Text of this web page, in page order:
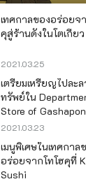
เทศกาลของอร่อยจ
คุสู่ร้านดังในโตเกียว
2021.03.25
เตรียมเหรียญไปละ
ทรัพย์ใน
Store of Gashapon
เครื่องกาชาปองเยอ
โลก อิเคะบุคุโระ
2021.03.23
เมนูพิเศษในเทศกาล
อร่อยจากโทโฮคุที่
Sushi